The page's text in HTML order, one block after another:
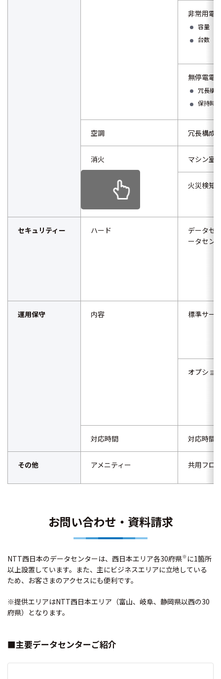
非常用電
容量
台数
無停電電
冗長構成
保持時間
空調 冗長構成
消火 マシン室
火災検知
セキュリティー ハード
データセ
ータセン
運用保守 内容 標準サー
オプショ
対応時間 対応時間
その他 アメニティー 共用フロ
お問い合わせ・資料請求
NTT西日本のデータセンターは、西日本エリア各30府県※ に1箇所
以上設置しています。また、主にビジネスエリアに立地している
ため、お客さまのアクセスにも便利です。
※提供エリアはNTT西日本エリア（富山、岐阜、静岡県以西の30
府県）となります。
■主要データセンターご紹介